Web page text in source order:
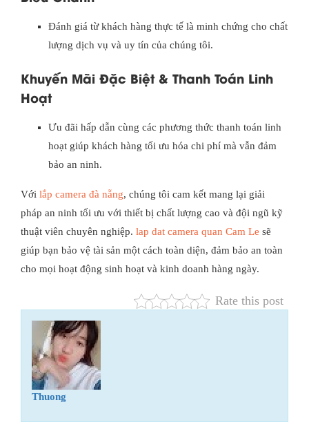
Đánh giá từ khách hàng thực tế là minh chứng cho chất
lượng dịch vụ và uy tín của chúng tôi.
Khuyến Mãi Đặc Biệt & Thanh Toán Linh
Hoạt
Ưu đãi hấp dẫn cùng các phương thức thanh toán linh
hoạt giúp khách hàng tối ưu hóa chi phí mà vẫn đảm
bảo an ninh.
Với lắp camera đà nẵng, chúng tôi cam kết mang lại giải
pháp an ninh tối ưu với thiết bị chất lượng cao và đội ngũ kỹ
thuật viên chuyên nghiệp. lap dat camera quan Cam Le sẽ
giúp bạn bảo vệ tài sản một cách toàn diện, đảm bảo an toàn
cho mọi hoạt động sinh hoạt và kinh doanh hàng ngày.
Rate this post
Thuong